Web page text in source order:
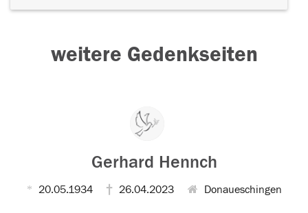
weitere Gedenkseiten
Gerhard Hennch
20.05.1934 26.04.2023 Donaueschingen